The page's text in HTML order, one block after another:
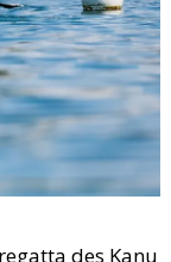
des Kanu